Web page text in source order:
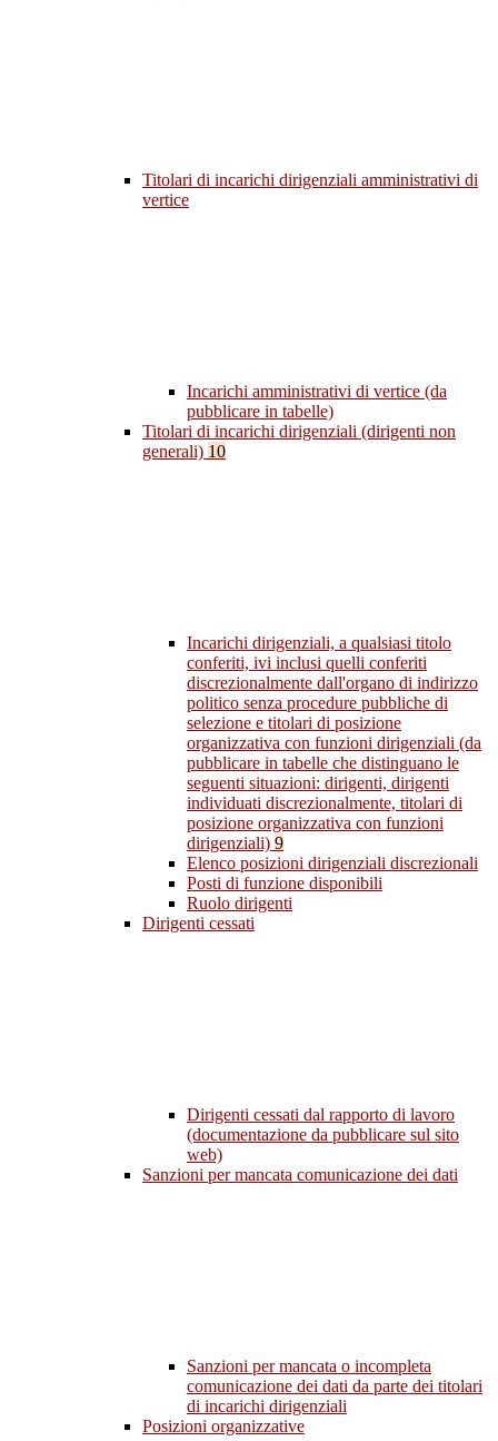
Titolari di incarichi dirigenziali amministrativi di
vertice
Incarichi amministrativi di vertice (da
pubblicare in tabelle)
Titolari di incarichi dirigenziali (dirigenti non
generali) 10
Incarichi dirigenziali, a qualsiasi titolo
conferiti, ivi inclusi quelli conferiti
discrezionalmente dall'organo di indirizzo
politico senza procedure pubbliche di
selezione e titolari di posizione
organizzativa con funzioni dirigenziali (da
pubblicare in tabelle che distinguano le
seguenti situazioni: dirigenti, dirigenti
individuati discrezionalmente, titolari di
posizione organizzativa con funzioni
dirigenziali) 9
Elenco posizioni dirigenziali discrezionali
Posti di funzione disponibili
Ruolo dirigenti
Dirigenti cessati
Dirigenti cessati dal rapporto di lavoro
(documentazione da pubblicare sul sito
web)
Sanzioni per mancata comunicazione dei dati
Sanzioni per mancata o incompleta
comunicazione dei dati da parte dei titolari
di incarichi dirigenziali
Posizioni organizzative